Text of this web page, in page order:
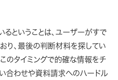
ということは、ユーザーがすで
り、最後の判断材料を探してい
のタイミングで的確な情報をチ
合わせや資料請求へのハードル